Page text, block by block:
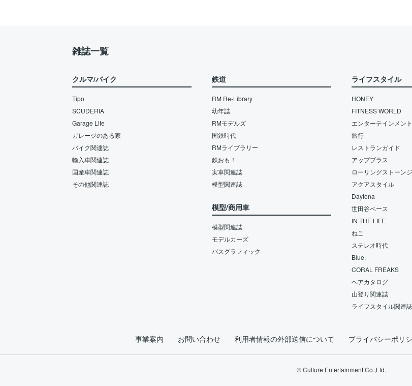
雑誌一覧
クルマ/バイク
Tipo
SCUDERIA
Garage Life
ガレージのある家
バイク関連誌
輸入車関連誌
国産車関連誌
その他関連誌
鉄道
RM Re-Library
幼年誌
RMモデルズ
国鉄時代
RMライブラリー
鉄おも！
実車関連誌
模型関連誌
模型/商用車
模型関連誌
モデルカーズ
バスグラフィック
ライフスタイル
HONEY
FITNESS WORLD
エンターテインメン
旅行
レストランガイド
アッププラス
ローリングストーン
アクアスタイル
Daytona
世田谷ベース
IN THE LIFE
ねこ
ステレオ時代
Blue.
CORAL FREAKS
ヘアカタログ
山登り関連誌
ライフスタイル関連誌
事業案内 お問い合わせ 利用者情報の外部送信について プライバシーポリ
© Culture Entertainment Co.,Ltd.